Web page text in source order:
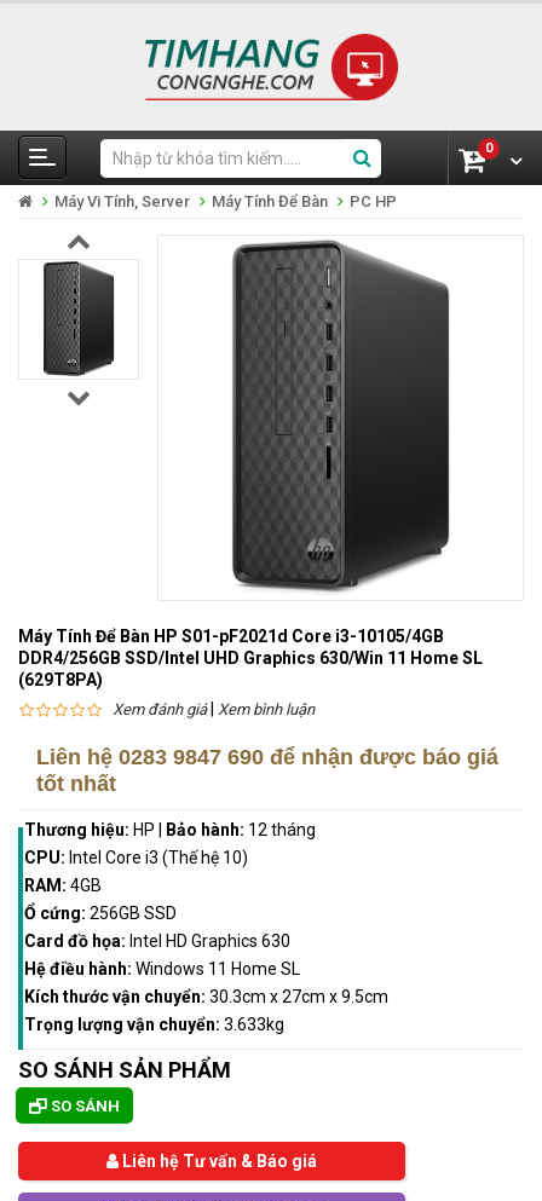
0
Máy Vi Tính, Server Máy Tính Để Bàn PC HP
Máy Tính Để Bàn HP S01-pF2021d Core i3-10105/4GB
DDR4/256GB SSD/Intel UHD Graphics 630/Win 11 Home SL
(629T8PA)
Xem đánh giá| Xem bình luận
Liên hệ 0283 9847 690 để nhận được báo giá
tốt nhất
Thương hiệu: HP Bảo hành: 12 tháng
CPU: Intel Core i3 (Thế hệ 10)
RAM: 4GB
Ổ cứng: 256GB SSD
Card đồ họa: Intel HD Graphics 630
Hệ điều hành: Windows 11 Home SL
Kích thước vận chuyển: 30.3cm x 27cm x 9.5cm
Trọng lượng vận chuyển: 3.633kg
SO SÁNH SẢN PHẨM
SO SÁNH
Liên hệ Tư vấn & Báo giá